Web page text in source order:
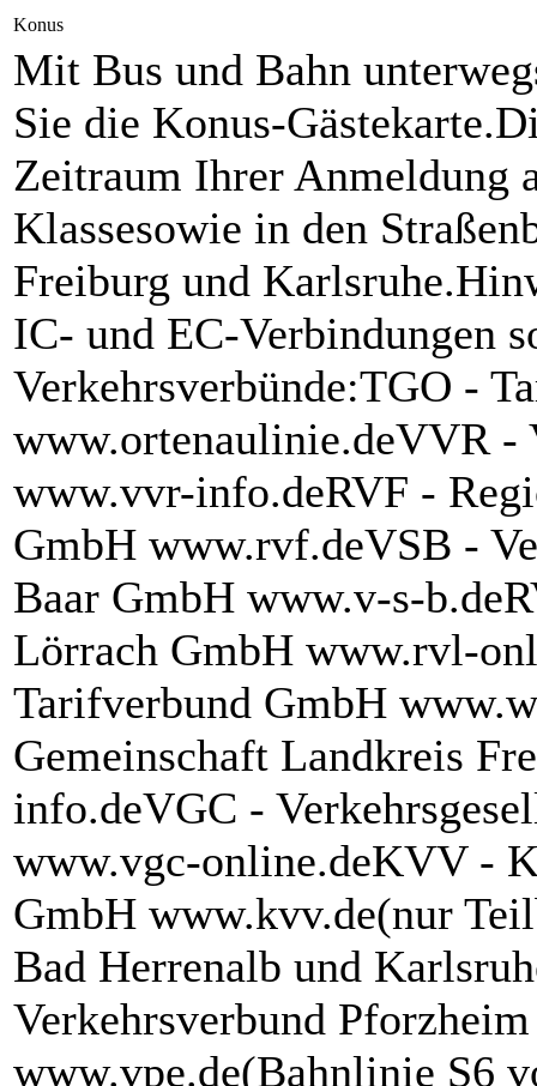
Konus
Mit Bus und Bahn
Sie die Konus-
Zeitraum Ihrer Anmeldung
Klassesowie in den
Freiburg und
IC- und EC-Verbindungen
Verkehrsverbünde:TGO -
www.ortenaulinie.deVVR -
www.vvr-info.deRVF -
GmbH www.rvf.deVSB -
Baar GmbH www.v-s-
Lörrach GmbH www.rvl-
Tarifverbund GmbH
Gemeinschaft Landkreis
info.deVGC -
www.vgc-online.deKVV -
GmbH www.kvv.de(nur
Bad Herrenalb und
Verkehrsverbund
www.vpe.de(Bahnlinie S6